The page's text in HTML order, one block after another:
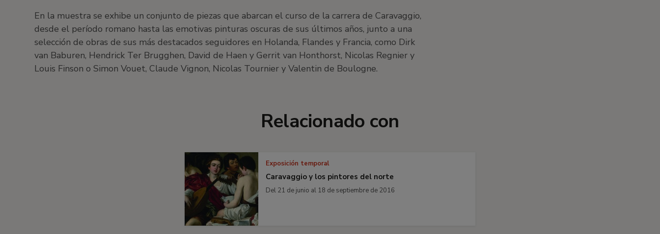
En la muestra se exhibe un conjunto de piezas que abarcan el curso de la carrera de Caravaggio,
desde el período romano hasta las emotivas pinturas oscuras de sus últimos años, junto a una
selección de obras de sus más destacados seguidores en Holanda, Flandes y Francia, como Dirk
van Baburen, Hendrick Ter Brugghen, David de Haen y Gerrit van Honthorst, Nicolas Regnier y
Louis Finson o Simon Vouet, Claude Vignon, Nicolas Tournier y Valentin de Boulogne.
Relacionado con
Exposición temporal
Caravaggio y los pintores del norte
Del 21 de junio al 18 de septiembre de 2016